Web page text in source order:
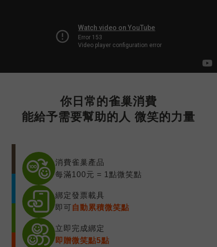
你日常的雀巢消費
能給予需要幫助的人 微笑的力量
消費雀巢產品
每滿100元 = 1點微笑點
綁定發票載具
即可 自動累積微笑點
立即完成綁定
即贈微笑點5點